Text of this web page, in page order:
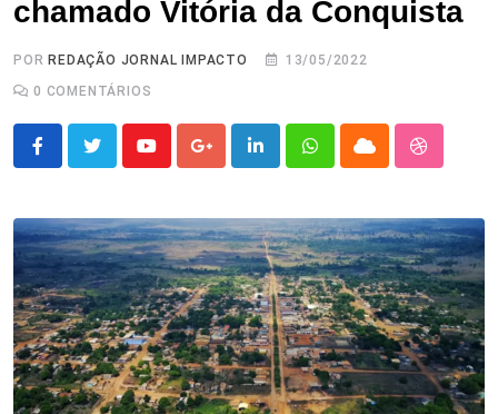
chamado Vitória da Conquista
POR REDAÇÃO JORNAL IMPACTO
13/05/2022
0 COMENTÁRIOS
YoutubeGoogle+LinkedInWhatsappCloud